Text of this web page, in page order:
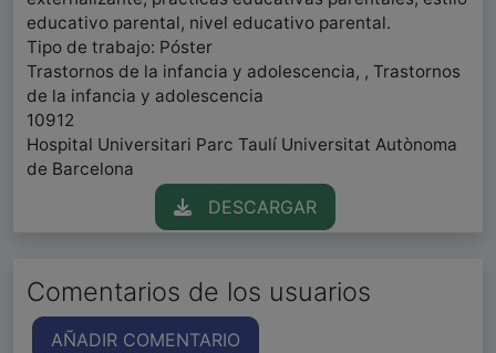
educativo parental, nivel educativo parental.
Tipo de trabajo: Póster
Trastornos de la infancia y adolescencia, , Trastornos
de la infancia y adolescencia
10912
Hospital Universitari Parc Taulí Universitat Autònoma
de Barcelona
DESCARGAR
Comentarios de los usuarios
AÑADIR COMENTARIO